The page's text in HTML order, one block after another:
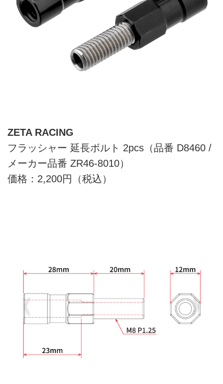
ZETA RACING
フラッシャー 延長ボルト 2pcs（品番 D8460 /
メーカー品番 ZR46-8010）
価格：2,200円（税込）